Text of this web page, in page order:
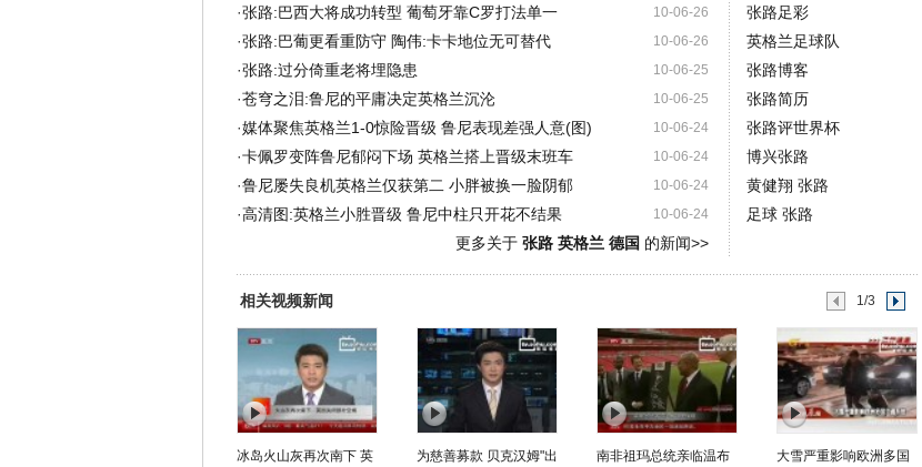
10-06-26
·张路:巴西大将成功转型 葡萄牙靠C罗打法单一
10-06-26
·张路:巴葡更看重防守 陶伟:卡卡地位无可替代
10-06-25
·张路:过分倚重老将埋隐患
10-06-25
·苍穹之泪:鲁尼的平庸决定英格兰沉沦
10-06-24
·媒体聚焦英格兰1-0惊险晋级 鲁尼表现差强人意(图)
10-06-24
·卡佩罗变阵鲁尼郁闷下场 英格兰搭上晋级末班车
10-06-24
·鲁尼屡失良机英格兰仅获第二 小胖被换一脸阴郁
10-06-24
·高清图:英格兰小胜晋级 鲁尼中柱只开花不结果
更多关于 张路 英格兰 德国 的新闻>>
张路足彩
英格兰足球队
张路博客
张路简历
张路评世界杯
博兴张路
黄健翔 张路
足球 张路
相关视频新闻 1/3
冰岛火山灰再次南下 英
为慈善募款 贝克汉姆"出
南非祖玛总统亲临温布
大雪严重影响欧洲多国